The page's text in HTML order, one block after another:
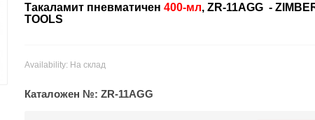
Такаламит пневматичен400-мл, ZR-11AGG -
TOOLS
Availability: На склад
Каталожен №:ZR-11AGG